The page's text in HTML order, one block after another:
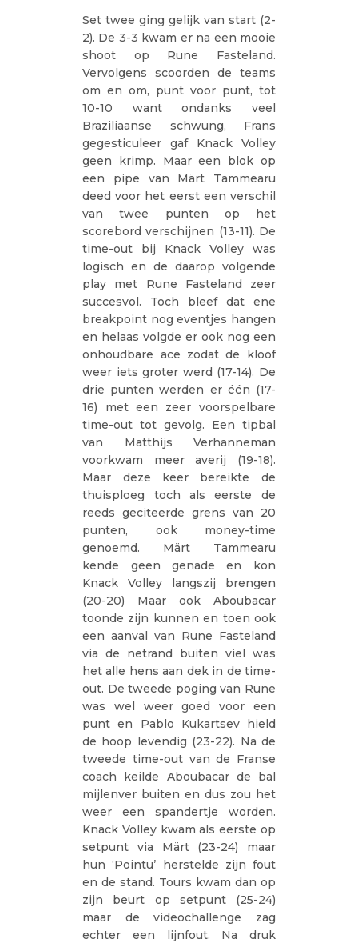
Set twee ging gelijk van start (2-
2). De 3-3 kwam er na een mooie
shoot op Rune Fasteland.
Vervolgens scoorden de teams
om en om, punt voor punt, tot
10-10 want ondanks veel
Braziliaanse schwung, Frans
gegesticuleer gaf Knack Volley
geen krimp. Maar een blok op
een pipe van Märt Tammearu
deed voor het eerst een verschil
van twee punten op het
scorebord verschijnen (13-11). De
time-out bij Knack Volley was
logisch en de daarop volgende
play met Rune Fasteland zeer
succesvol. Toch bleef dat ene
breakpoint nog eventjes hangen
en helaas volgde er ook nog een
onhoudbare ace zodat de kloof
weer iets groter werd (17-14). De
drie punten werden er één (17-
16) met een zeer voorspelbare
time-out tot gevolg. Een tipbal
van Matthijs Verhanneman
voorkwam meer averij (19-18).
Maar deze keer bereikte de
thuisploeg toch als eerste de
reeds geciteerde grens van 20
punten, ook money-time
genoemd. Märt Tammearu
kende geen genade en kon
Knack Volley langszij brengen
(20-20) Maar ook Aboubacar
toonde zijn kunnen en toen ook
een aanval van Rune Fasteland
via de netrand buiten viel was
het alle hens aan dek in de time-
out. De tweede poging van Rune
was wel weer goed voor een
punt en Pablo Kukartsev hield
de hoop levendig (23-22). Na de
tweede time-out van de Franse
coach keilde Aboubacar de bal
mijlenver buiten en dus zou het
weer een spandertje worden.
Knack Volley kwam als eerste op
setpunt via Märt (23-24) maar
hun ‘Pointu’ herstelde zijn fout
en de stand. Tours kwam dan op
zijn beurt op setpunt (25-24)
maar de videochallenge zag
echter een lijnfout. Na druk